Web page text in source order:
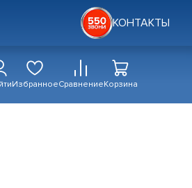
КОНТАКТЫ
ИзбранноеСравнениеКорзина